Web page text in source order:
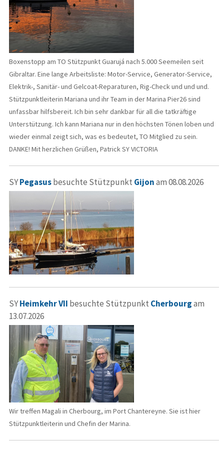
Boxenstopp am TO Stützpunkt Guarujá nach 5.000 Seemeilen seit
Gibraltar. Eine lange Arbeitsliste: Motor-Service, Generator-Service,
Elektrik-, Sanitär- und Gelcoat-Reparaturen, Rig-Check und und und.
Stützpunktleiterin Mariana und ihr Team in der Marina Pier26 sind
unfassbar hilfsbereit. Ich bin sehr dankbar für all die tatkräftige
Unterstützung. Ich kann Mariana nur in den höchsten Tönen loben und
wieder einmal zeigt sich, was es bedeutet, TO Mitglied zu sein.
DANKE! Mit herzlichen Grüßen, Patrick SY VICTORIA
SYPegasusbesuchte Stützpunkt Gijonam 08.08.2026
SYHeimkehr VII besuchte Stützpunkt Cherbourgam
13.07.2026
Wir treffen Magali in Cherbourg, im Port Chantereyne. Sie ist hier
Stützpunktleiterin und Chefin der Marina.